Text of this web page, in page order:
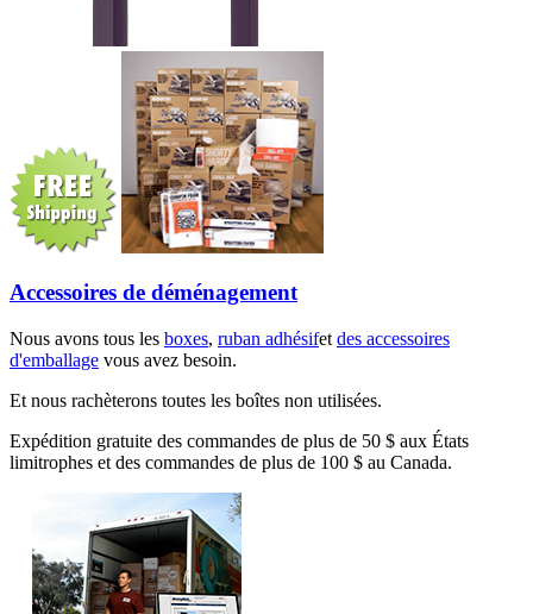
Accessoires de déménagement
Nous avons tous les boxes, ruban adhésifet des accessoires
d'emballage vous avez besoin.
Et nous rachèterons toutes les boîtes non utilisées.
Expédition gratuite des commandes de plus de 50 $ aux États
limitrophes et des commandes de plus de 100 $ au Canada.